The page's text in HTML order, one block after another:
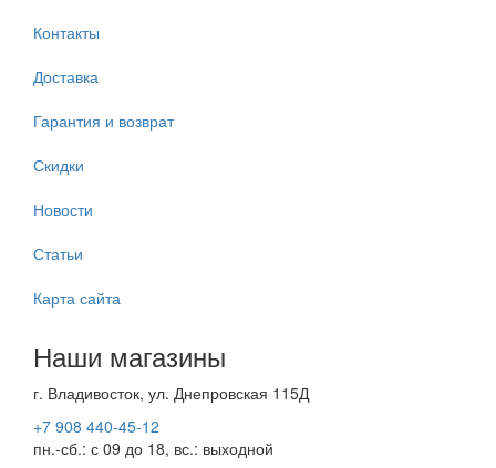
Контакты
Доставка
Гарантия и возврат
Скидки
Новости
Статьи
Карта сайта
Наши магазины
г. Владивосток, ул. Днепровская 115Д
+7 908 440-45-12
пн.-сб.: с 09 до 18, вс.: выходной